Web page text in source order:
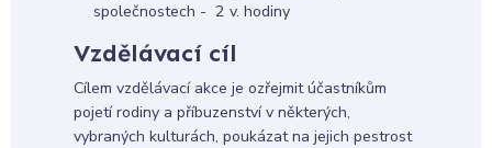
společnostech - 2 v. hodiny
Vzdělávací cíl
Cílem vzdělávací akce je ozřejmit účastníkům
pojetí rodiny a příbuzenství v některých,
vybraných kulturách, poukázat na jejich pestrost